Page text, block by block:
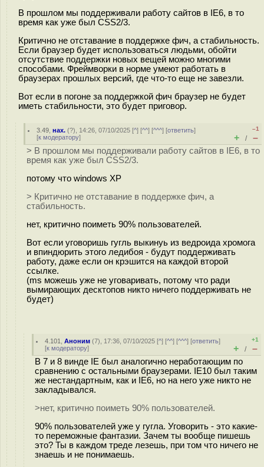
В прошлом мы поддерживали работу сайтов в IE6, в то
время как уже был CSS2/3.
Критично не отставание в поддержке фич, а стабильность.
Если браузер будет использоваться людьми, обойти
отсутствие поддержки новых вещей можно многими
способами. Фреймворки в норме умеют работать в
браузерах прошлых версий, где что-то еще не завезли.
Вот если в погоне за поддержкой фич браузер не будет
иметь стабильности, это будет приговор.
3.49 ,нах. (?), 14:26, 07/10/2025 [^] [^^] [^^^] [ответить]
[к модератору]
–1
+ / –
> В прошлом мы поддерживали работу сайтов в IE6, в то
время как уже был CSS2/3.
потому что windows XP
> Критично не отставание в поддержке фич, а
стабильность.
нет, критично поиметь 90% пользователей.
Вот если уговоришь гугль выкинуь из ведроида хромога
и впиндюрить этого ледибоя - будут поддерживать
работу, даже если он крэшится на каждой второй
ссылке.
(ms можешь уже не уговаривать, потому что ради
вымирающих десктопов никто ничего поддерживать не
будет)
4.101 ,Аноним (7), 17:36, 07/10/2025 [^] [^^] [^^^] [ответить]
[к модератору]
+1
+ / –
В 7 и 8 винде IE был аналогично неработающим по
сравнению с остальными браузерами. IE10 был таким
же нестандартным, как и IE6, но на него уже никто не
закладывался.
>нет, критично поиметь 90% пользователей.
90% пользователей уже у гугла. Уговорить - это какие-
то переможные фантазии. Зачем ты вообще пишешь
это? Ты в каждом треде лезешь, при том что ничего не
знаешь и не понимаешь.